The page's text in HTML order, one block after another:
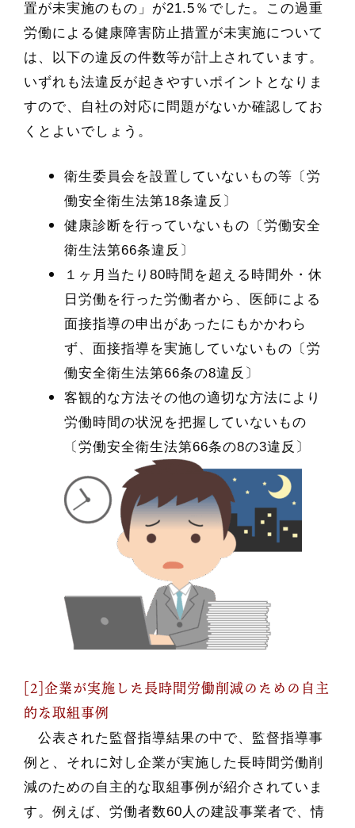
置が未実施のもの」が21.5％でした。この過重
労働による健康障害防止措置が未実施について
は、以下の違反の件数等が計上されています。
いずれも法違反が起きやすいポイントとなりま
すので、自社の対応に問題がないか確認してお
くとよいでしょう。
衛生委員会を設置していないもの等〔労
働安全衛生法第18条違反〕
健康診断を行っていないもの〔労働安全
衛生法第66条違反〕
１ヶ月当たり80時間を超える時間外・休
日労働を行った労働者から、医師による
面接指導の申出があったにもかかわら
ず、面接指導を実施していないもの〔労
働安全衛生法第66条の8違反〕
客観的な方法その他の適切な方法により
労働時間の状況を把握していないもの
〔労働安全衛生法第66条の8の3違反〕
[2]企業が実施した長時間労働削減のための自主
的な取組事例
公表された監督指導結果の中で、監督指導事
例と、それに対し企業が実施した長時間労働削
減のための自主的な取組事例が紹介されていま
す。例えば、労働者数60人の建設事業者で、情